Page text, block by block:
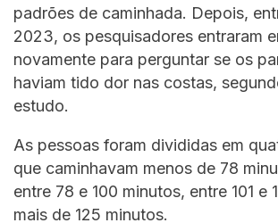
padrões de caminhada. Depois,
2023, os pesquisadores entraram
novamente para perguntar se os
haviam tido dor nas costas,
estudo.
As pessoas foram divididas em
que caminhavam menos de 78
entre 78 e 100 minutos, entre 101 e
mais de 125 minutos.